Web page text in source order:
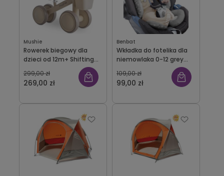
Mushie
Rowerek biegowy dla
dzieci od 12m+ Shifting
269,00 zł
299,00 zł
Benbat
Wkładka do fotelika dla
niemowlaka 0-12 grey
99,00 zł
109,00 zł